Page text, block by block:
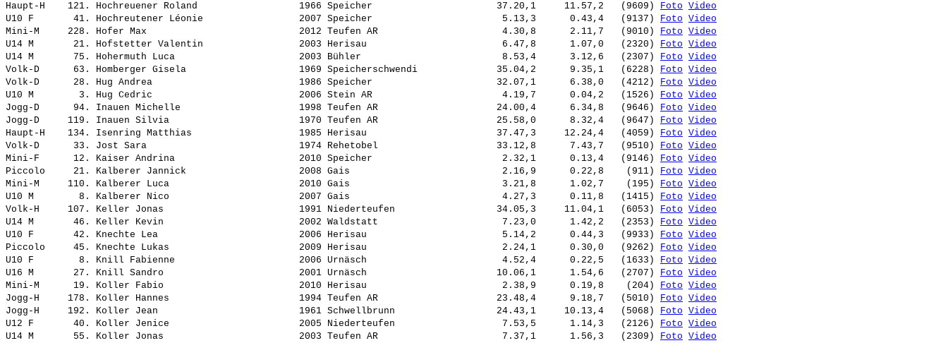
Haupt-H    121. Hochreuener Roland 1966 Speicher                      37.20,1     11.57,2   (9609) Foto Video
U10 F       41. Hochreutener Léonie 2007 Speicher                       5.13,3      0.43,4   (9137) Foto Video
Mini-M     228. Hofer Max 2012 Teufen AR                      4.30,8      2.11,7   (9010) Foto Video
U14 M       21. Hofstetter Valentin 2003 Herisau                        6.47,8      1.07,0   (2320) Foto Video
U14 M       75. Hohermuth Luca 2003 Bühler                         8.53,4      3.12,6   (2307) Foto Video
Volk-D      63. Homberger Gisela 1969 Speicherschwendi              35.04,2      9.35,1   (6228) Foto Video
Volk-D      28. Hug Andrea 1986 Speicher                      32.07,1      6.38,0   (4212) Foto Video
U10 M        3. Hug Cedric 2006 Stein AR                       4.19,7      0.04,2   (1526) Foto Video
Jogg-D      94. Inauen Michelle 1998 Teufen AR                     24.00,4      6.34,8   (9646) Foto Video
Jogg-D     119. Inauen Silvia 1970 Teufen AR                     25.58,0      8.32,4   (9647) Foto Video
Haupt-H    134. Isenring Matthias 1985 Herisau                       37.47,3     12.24,4   (4059) Foto Video
Volk-D      33. Jost Sara 1974 Rehetobel                     33.12,8      7.43,7   (9510) Foto Video
Mini-F      12. Kaiser Andrina 2010 Speicher                       2.32,1      0.13,4   (9146) Foto Video
Piccolo     21. Kalberer Jannick 2008 Gais                           2.16,9      0.22,8    (911) Foto Video
Mini-M     110. Kalberer Luca 2010 Gais                           3.21,8      1.02,7    (195) Foto Video
U10 M        8. Kalberer Nico 2007 Gais                           4.27,3      0.11,8   (1415) Foto Video
Volk-H     107. Keller Jonas 1991 Niederteufen                  34.05,3     11.04,1   (6053) Foto Video
U14 M       46. Keller Kevin 2002 Waldstatt                      7.23,0      1.42,2   (2353) Foto Video
U10 F       42. Knechte Lea 2006 Herisau                        5.14,2      0.44,3   (9933) Foto Video
Piccolo     45. Knechte Lukas 2009 Herisau                        2.24,1      0.30,0   (9262) Foto Video
U10 F        8. Knill Fabienne 2006 Urnäsch                        4.52,4      0.22,5   (1633) Foto Video
U16 M       27. Knill Sandro 2001 Urnäsch                       10.06,1      1.54,6   (2707) Foto Video
Mini-M      19. Koller Fabio 2010 Herisau                        2.38,9      0.19,8    (204) Foto Video
Jogg-H     178. Koller Hannes 1994 Teufen AR                     23.48,4      9.18,7   (5010) Foto Video
Jogg-H     192. Koller Jean 1961 Schwellbrunn                  24.43,1     10.13,4   (5068) Foto Video
U12 F       40. Koller Jenice 2005 Niederteufen                   7.53,5      1.14,3   (2126) Foto Video
U14 M       55. Koller Jonas 2003 Teufen AR                      7.37,1      1.56,3   (2309) Foto Video